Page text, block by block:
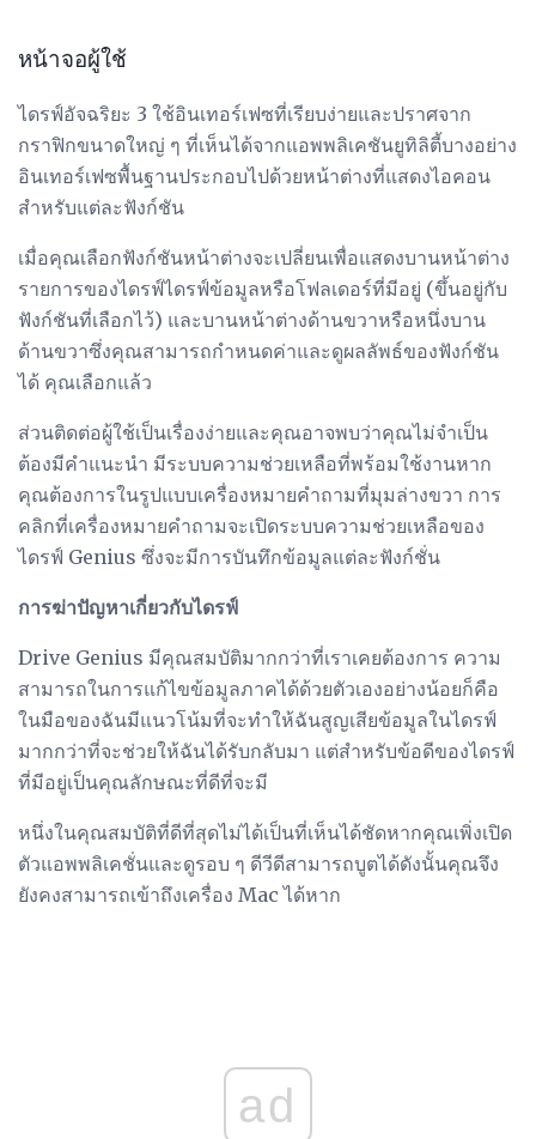
หน้าจอผู้ใช้
ไดรฟ์อัจฉริยะ 3 ใช้อินเทอร์เฟซที่เรียบง่ายและปราศจาก
กราฟิกขนาดใหญ่ ๆ ที่เห็นได้จากแอพพลิเคชันยูทิลิตี้บางอย่าง
อินเทอร์เฟซพื้นฐานประกอบไปด้วยหน้าต่างที่แสดงไอคอน
สำหรับแต่ละฟังก์ชัน
เมื่อคุณเลือกฟังก์ชันหน้าต่างจะเปลี่ยนเพื่อแสดงบานหน้าต่าง
รายการของไดรฟ์ไดรฟ์ข้อมูลหรือโฟลเดอร์ที่มีอยู่ (ขึ้นอยู่กับ
ฟังก์ชันที่เลือกไว้) และบานหน้าต่างด้านขวาหรือหนึ่งบาน
ด้านขวาซึ่งคุณสามารถกำหนดค่าและดูผลลัพธ์ของฟังก์ชัน
ได้ คุณเลือกแล้ว
ส่วนติดต่อผู้ใช้เป็นเรื่องง่ายและคุณอาจพบว่าคุณไม่จำเป็น
ต้องมีคำแนะนำ มีระบบความช่วยเหลือที่พร้อมใช้งานหาก
คุณต้องการในรูปแบบเครื่องหมายคำถามที่มุมล่างขวา การ
คลิกที่เครื่องหมายคำถามจะเปิดระบบความช่วยเหลือของ
ไดรฟ์ Genius ซึ่งจะมีการบันทึกข้อมูลแต่ละฟังก์ชั่น
การฆ่าปัญหาเกี่ยวกับไดรฟ์
Drive Genius มีคุณสมบัติมากกว่าที่เราเคยต้องการ ความ
สามารถในการแก้ไขข้อมูลภาคได้ด้วยตัวเองอย่างน้อยก็คือ
ในมือของฉันมีแนวโน้มที่จะทำให้ฉันสูญเสียข้อมูลในไดรฟ์
มากกว่าที่จะช่วยให้ฉันได้รับกลับมา แต่สำหรับข้อดีของไดรฟ์
ที่มีอยู่เป็นคุณลักษณะที่ดีที่จะมี
หนึ่งในคุณสมบัติที่ดีที่สุดไม่ได้เป็นที่เห็นได้ชัดหากคุณเพิ่งเปิด
ตัวแอพพลิเคชั่นและดูรอบ ๆ ดีวีดีสามารถบูตได้ดังนั้นคุณจึง
ยังคงสามารถเข้าถึงเครื่อง Mac ได้หาก
ad